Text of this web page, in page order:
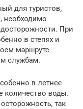
для туристов,
необходимо
При
в степях и
маршруте
службам.
в летнее
количество воды.
так